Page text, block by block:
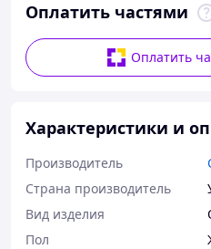
Оплатить частями
Оплатить
Характеристики и
Производитель
Страна производитель
Вид изделия
Пол